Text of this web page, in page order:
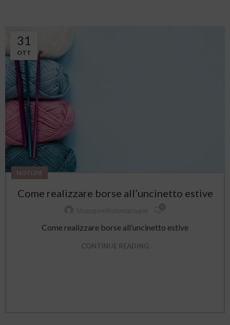
31
OTT
NOTIZIE
Come realizzare borse all’uncinetto estive
Come realizzare borse all’uncinetto estive
CONTINUE READING